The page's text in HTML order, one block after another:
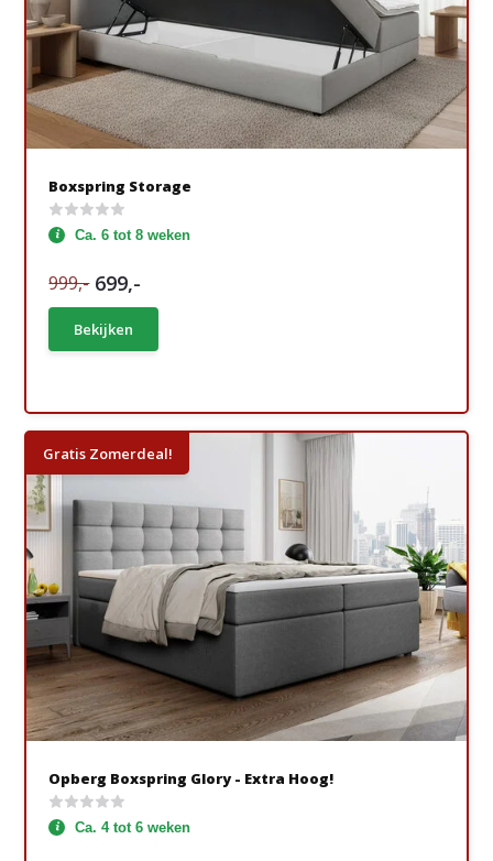
Boxspring Storage
Ca. 6 tot 8 weken
999,- 699,-
Bekijken
Gratis Zomerdeal!
Opberg Boxspring Glory - Extra Hoog!
Ca. 4 tot 6 weken